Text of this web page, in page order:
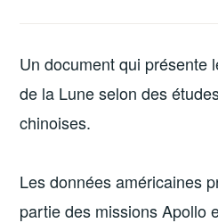
Un document qui présente
de la Lune selon des
chinoises.
Les données américaines
partie des missions Apollo